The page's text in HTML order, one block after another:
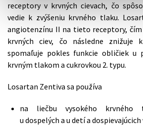
receptory v krvných cievach, čo
vedie k zvýšeniu krvného tlaku.
angiotenzínu II na tieto receptory, čím
krvných ciev, čo následne znižuje
spomaľuje pokles funkcie obličiek u
krvným tlakom a cukrovkou 2. typu.
Losartan Zentiva sa používa
na liečbu vysokého krvného
u dospelých a u detí a dospievajúcich